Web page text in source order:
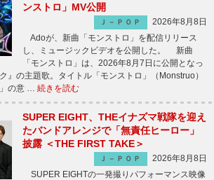
ンストロ」MV公開
Ｊ－ＰＯＰ
2026年8月8日
Adoが、新曲「モンストロ」を配信リリース
し、ミュージックビデオを公開した。 新曲
「モンストロ」は、2026年8月7日に公開となっ
』の主題歌。タイトル「モンストロ」（Monstruo）
の意 … 続きを読む
SUPER EIGHT、THEイナズマ戦隊を迎え
たバンドアレンジで「無責任ヒーロー」
披露 ＜THE FIRST TAKE＞
Ｊ－ＰＯＰ
2026年8月8日
SUPER EIGHTの一発撮りパフォーマンス映像